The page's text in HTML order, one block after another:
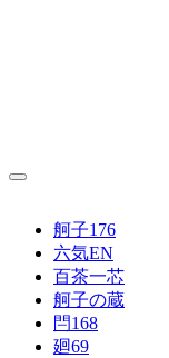
舸子176
六気EN
百茶一芯
舸子の蔵
閂168
廻69